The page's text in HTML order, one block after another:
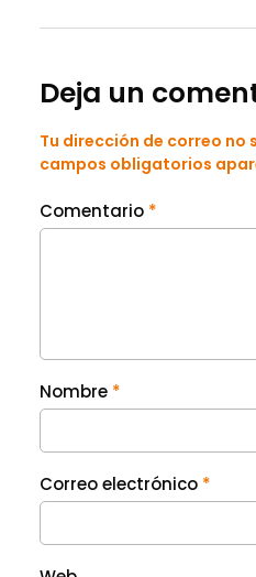
Deja un
Tu dirección de correo no
campos obligatorios
Comentario *
Nombre *
Correo electrónico *